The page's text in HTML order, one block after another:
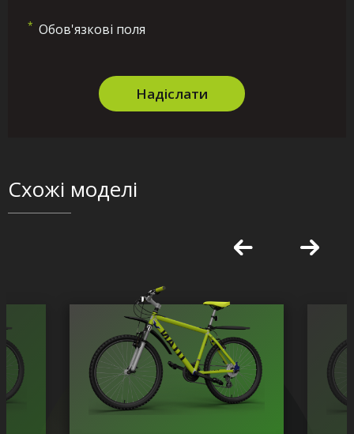
* Обов'язкові поля
Надіслати
Схожі моделі